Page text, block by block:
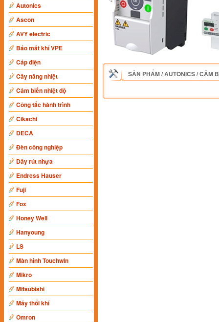
Autonics
Ascon
AVY electric
Báo mất khí VPE
Cáp điện
Cây nâng nhiệt
Cảm biến nhiệt độ
Công tắc hành trình
Cikachi
DECA
Đèn công nghiệp
Dây rút nhựa
Endress Hauser
Fuji
Fox
Honey Well
Hanyoung
LS
Màn hình Touchwin
Mikro
Mitsubishi
Máy thổi khí
Omron
SẢN PHẨM/AUTONICS/CẢM